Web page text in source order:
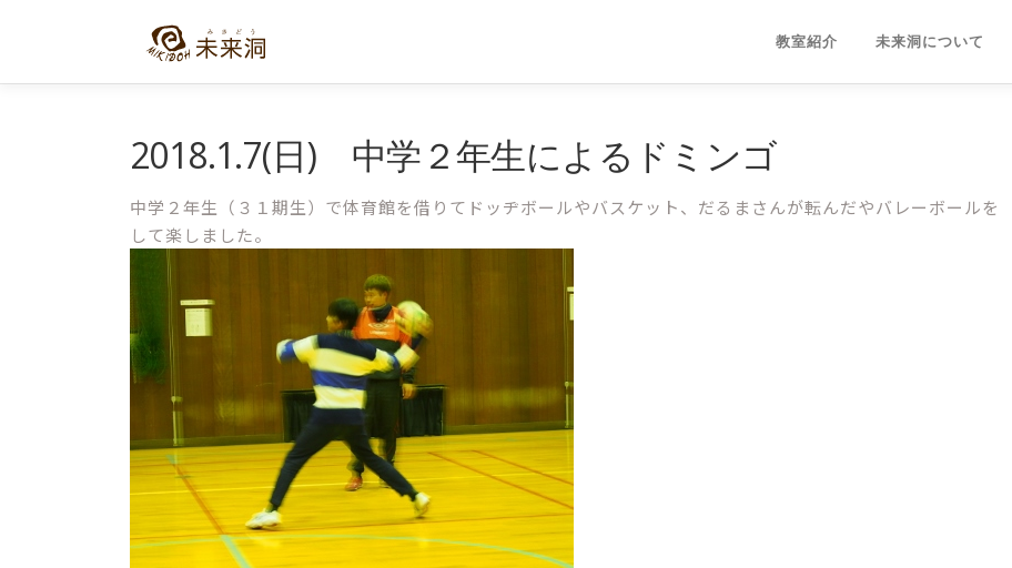
ン
教室紹介 未来洞について
2018.1.7(日) 中学２年生によるドミンゴ
中学２年生（３１期生）で体育館を借りてドッヂボールやバスケット、だるまさんが転んだやバレーボールを
して楽しました。